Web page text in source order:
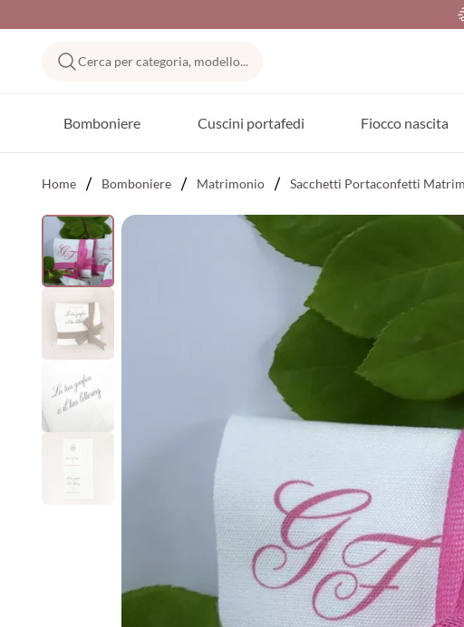
Cerca per categoria, modello...
Bomboniere Cuscini portafedi Fiocco nascita
Home Bomboniere Matrimonio Sacchetti Portaconfetti